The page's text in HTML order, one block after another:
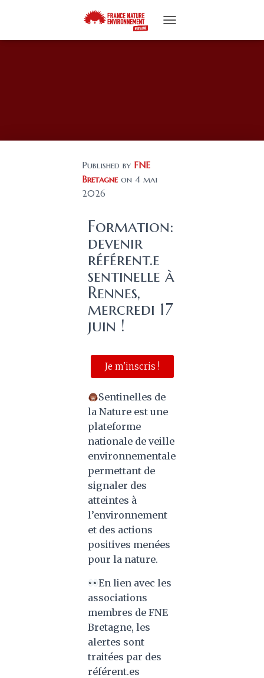
O
G
Published by FNE
Bretagne on 4 mai
2026
Formation:
devenir
référent.e
sentinelle à
Rennes,
mercredi 17
juin !
Je m'inscris !
Sentinelles de
la Nature est une
plateforme
nationale de veille
environnementale
permettant de
signaler des
atteintes à
l’environnement
et des actions
positives menées
pour la nature.
En lien avec les
associations
membres de FNE
Bretagne, les
alertes sont
traitées par des
référent.es